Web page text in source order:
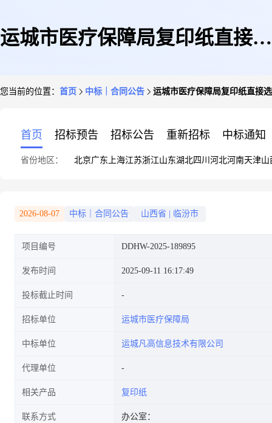
运城市医疗保障局复印纸直接选
您当前的位置： 首页 中标｜合同公告 运城市医疗保障局复印纸直接
首页 招标预告 招标公告 重新招标 中标通知
省份地区： 北京广东 上海江苏浙江山东湖北四川 河北河南天津山
2026-08-07 中标｜合同公告 山西省 临汾市
项目编号 DDHW-2025-189895
发布时间 2025-09-11 16:17:49
投标截止时间
招标单位 运城市医疗保障局
中标单位 运城凡高信息技术有限公司
代理单位
相关产品 复印纸
联系方式 办公室：